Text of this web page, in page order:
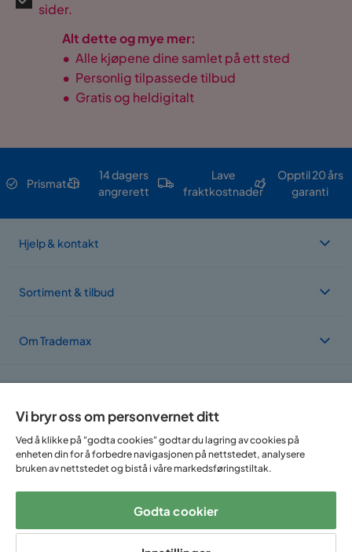
sider.
Alt dette og mye mer:
• Alle kjøpene dine samlet på ett sted
• Personlig tilpassede tilbud
• Gratis og heldigitalt
Prismatch
14 dagers
angrerett
Lave
fraktkostnader
Opptil 20 års
garanti
Hjelp & kontakt
Sortiment & tilbud
Om Trademax
Følg oss på:
Vi bryr oss om personvernet ditt
Ved å klikke på "godta cookies" godtar du lagring av cookies på
enheten din for å forbedre navigasjonen på nettstedet, analysere
bruken av nettstedet og bistå i våre markedsføringstiltak.
Godta cookier